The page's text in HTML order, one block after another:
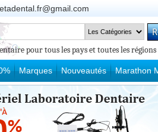
pour tous les pays et toutes les régions
Marques Nouveautés Marathon